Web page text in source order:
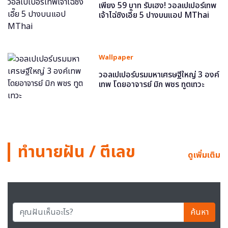
เพียง 59 บาท รับเฮง! วอลเปเปอร์เทพ
เจ้าไฉ่ซิงเอี๊ย 5 ปางบนแอป MThai
Wallpaper
วอลเปเปอร์บรมมหาเศรษฐีใหญ่ 3 องค์
เทพ โดยอาจารย์ มิก พชร ทูตเทวะ
ทำนายฝัน / ตีเลข ดูเพิ่มเติม
ค้นหา